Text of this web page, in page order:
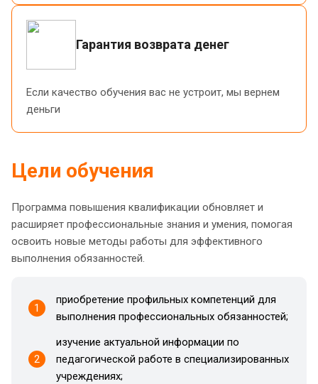
Гарантия возврата денег
Если качество обучения вас не устроит, мы вернем
деньги
Цели обучения
Программа повышения квалификации обновляет и
расширяет профессиональные знания и умения, помогая
освоить новые методы работы для эффективного
выполнения обязанностей.
1
приобретение профильных компетенций для
выполнения профессиональных обязанностей;
2
изучение актуальной информации по
педагогической работе в специализированных
учреждениях;